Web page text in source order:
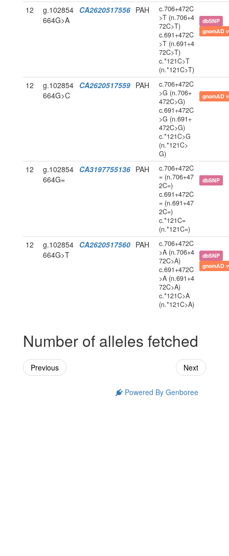
12
g.102854
664G>A
CA2620517556 PAH
c.706+472C
>T (n.706+4
72C>T)
c.691+472C
>T (n.691+4
72C>T)
c.*121C>T
(n.*121C>T)
dbSNP
gnomAD
12
g.102854
664G>C
CA2620517559 PAH
c.706+472C
>G (n.706+
472C>G)
c.691+472C
>G (n.691+
472C>G)
c.*121C>G
(n.*121C>
G)
gnomAD
12
g.102854
664G=
CA3197755136 PAH
c.706+472C
= (n.706+47
2C=)
c.691+472C
= (n.691+47
2C=)
c.*121C=
(n.*121C=)
dbSNP
12
g.102854
664G>T
CA2620517560 PAH
c.706+472C
>A (n.706+4
72C>A)
c.691+472C
>A (n.691+4
72C>A)
c.*121C>A
(n.*121C>A)
dbSNP
gnomAD
Number of alleles fetched
Previous Next
Powered By Genboree